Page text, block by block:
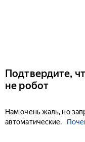
Подтвердите,
не робот
Нам очень жаль, но
автоматические.